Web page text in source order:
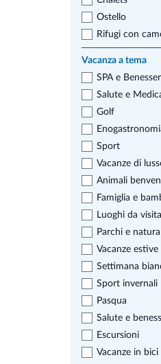
Ostello
Rifugi con
Vacanza a tema
SPA e
Salute e
Golf
Sport
Vacanze di
Animali
Famiglia e
Luoghi da
Parchi e natura
Vacanze estive
Settimana
Sport invernali
Pasqua
Salute e
Escursioni
Vacanze in bici